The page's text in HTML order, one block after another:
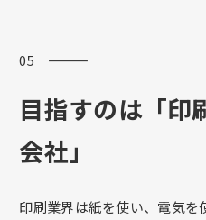
05 ―――
目指すのは「印
会社」
印刷業界は紙を使い、電気を